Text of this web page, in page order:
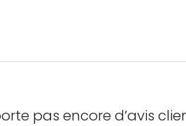
pas encore d’avis